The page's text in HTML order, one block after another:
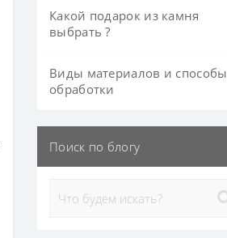
Какой подарок из камня
выбрать ?
Виды материалов и способы
обработки
Поиск по блогу